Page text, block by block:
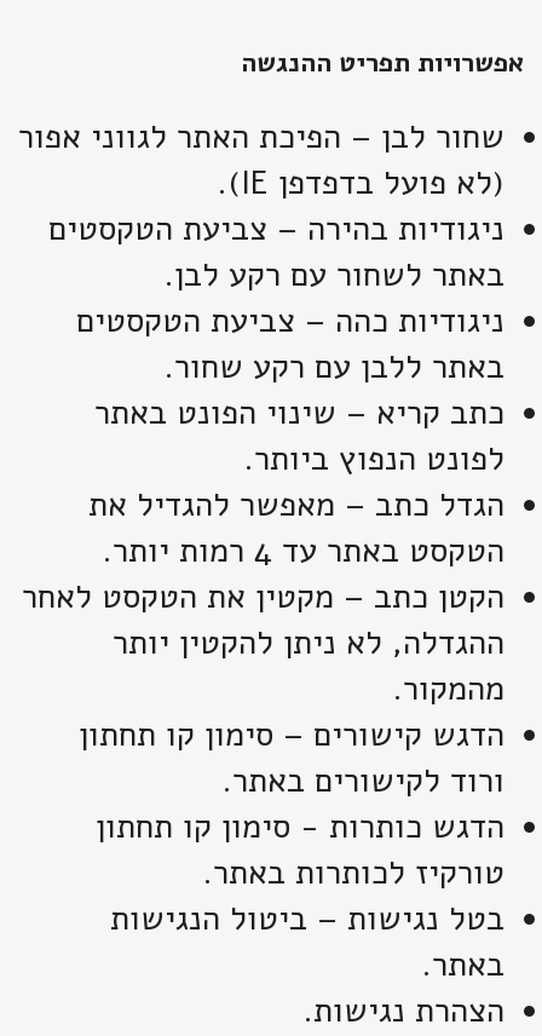
אפשרויות תפריט ההנגשה
שחור לבן – הפיכת האתר לגווני אפור
(לא פועל בדפדפן IE).
ניגודיות בהירה – צביעת הטקסטים
באתר לשחור עם רקע לבן.
ניגודיות כהה – צביעת הטקסטים
באתר ללבן עם רקע שחור.
כתב קריא – שינוי הפונט באתר
לפונט הנפוץ ביותר.
הגדל כתב – מאפשר להגדיל את
הטקסט באתר עד 4 רמות יותר.
הקטן כתב – מקטין את הטקסט לאחר
ההגדלה, לא ניתן להקטין יותר
מהמקור.
הדגש קישורים – סימון קו תחתון
ורוד לקישורים באתר.
הדגש כותרות - סימון קו תחתון
טורקיז לכותרות באתר.
בטל נגישות – ביטול הנגישות
באתר.
הצהרת נגישות.